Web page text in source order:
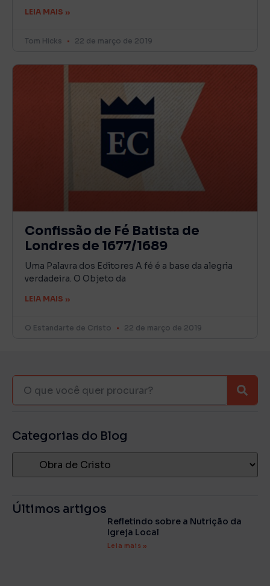
LEIA MAIS »
Tom Hicks 22 de março de 2019
Confissão de Fé Batista de
Londres de 1677/1689
Uma Palavra dos Editores A fé é a base da alegria
verdadeira. O Objeto da
LEIA MAIS »
O Estandarte de Cristo 22 de março de 2019
Categorias do Blog
Últimos artigos
Refletindo sobre a Nutrição da
Igreja Local
Leia mais »